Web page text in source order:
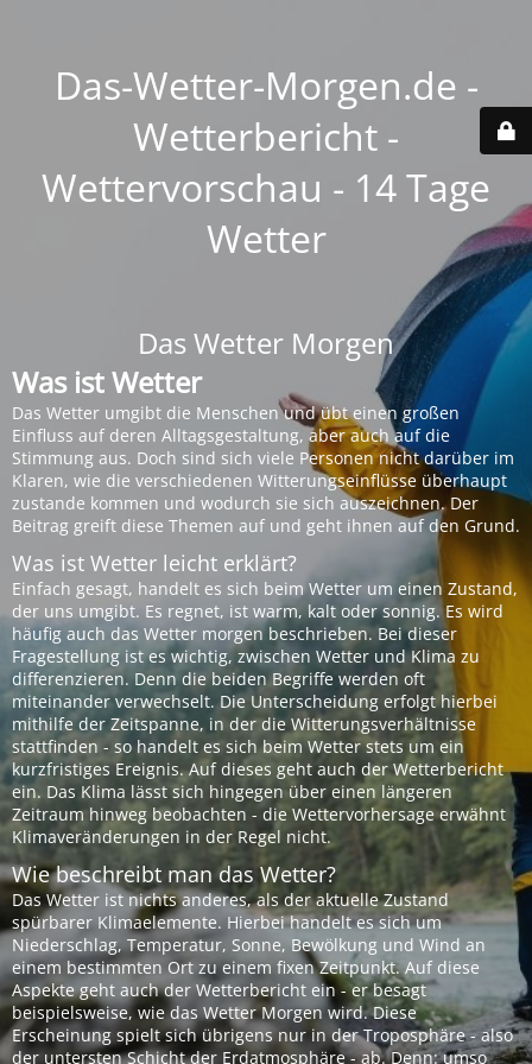
Das-Wetter-Morgen.de -
Wetterbericht -
Wettervorschau - 14 Tage
Wetter
Das Wetter Morgen
Was ist Wetter
Das Wetter umgibt die Menschen und übt einen großen
Einfluss auf deren Alltagsgestaltung, aber auch auf die
Stimmung aus. Doch sind sich viele Personen nicht darüber im
Klaren, wie die verschiedenen Witterungseinflüsse überhaupt
zustande kommen und wodurch sie sich auszeichnen. Der
Beitrag greift diese Themen auf und geht ihnen auf den Grund.
Was ist Wetter leicht erklärt?
Einfach gesagt, handelt es sich beim Wetter um einen Zustand,
der uns umgibt. Es regnet, ist warm, kalt oder sonnig. Es wird
häufig auch das Wetter morgen beschrieben. Bei dieser
Fragestellung ist es wichtig, zwischen Wetter und Klima zu
differenzieren. Denn die beiden Begriffe werden oft
miteinander verwechselt. Die Unterscheidung erfolgt hierbei
mithilfe der Zeitspanne, in der die Witterungsverhältnisse
stattfinden - so handelt es sich beim Wetter stets um ein
kurzfristiges Ereignis. Auf dieses geht auch der Wetterbericht
ein. Das Klima lässt sich hingegen über einen längeren
Zeitraum hinweg beobachten - die Wettervorhersage erwähnt
Klimaveränderungen in der Regel nicht.
Wie beschreibt man das Wetter?
Das Wetter ist nichts anderes, als der aktuelle Zustand
spürbarer Klimaelemente. Hierbei handelt es sich um
Niederschlag, Temperatur, Sonne, Bewölkung und Wind an
einem bestimmten Ort zu einem fixen Zeitpunkt. Auf diese
Aspekte geht auch der Wetterbericht ein - er besagt
beispielsweise, wie das Wetter Morgen wird. Diese
Erscheinung spielt sich übrigens nur in der Troposphäre - also
der untersten Schicht der Erdatmosphäre - ab. Denn: umso